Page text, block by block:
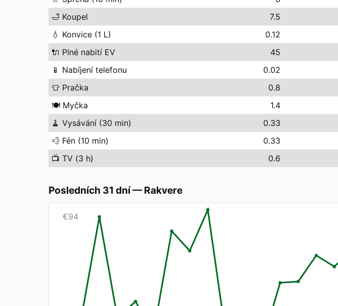
🛁 Koupel 7.5
💧 Konvice (1 L) 0.12
🔌 Plné nabití EV 45
📱 Nabíjení telefonu 0.02
👕 Pračka 0.8
🍽️ Myčka 1.4
🧹 Vysávání (30 min) 0.33
💨 Fén (10 min) 0.33
📺 TV (3 h) 0.6
Posledních 31 dní—Rakvere
€94